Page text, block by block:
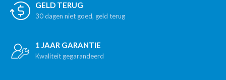
GELD TERUG
30 dagen niet goed, geld terug
1 JAAR GARANTIE
Kwaliteit gegarandeerd